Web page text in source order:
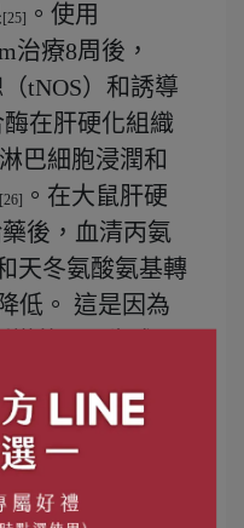
[25]
。使用
治療8周後，
tNOS）和誘導
在肝硬化組織
巴細胞浸潤和
[26]
。在大鼠肝硬
後，血清丙氨
天冬氨酸氨基轉
低。 這是因為
的ROS生成，
生長因子
殖和α-SMA、
表達。 這些結